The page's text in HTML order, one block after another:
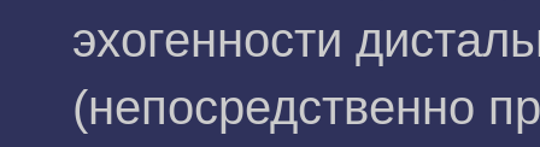
эхогенности
(непосредственно